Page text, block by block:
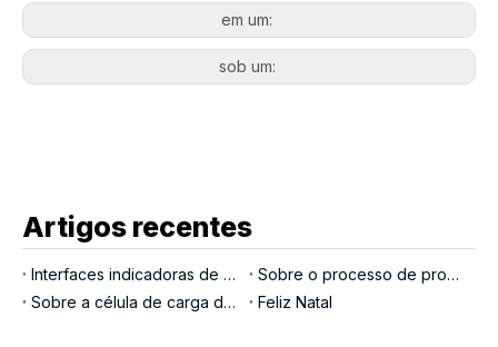
em um:
sob um:
Artigos recentes
Interfaces indicadoras de pesagem
Sobre o processo de produção LOCOSC para balanças, células de carga e indicadores
Sobre a célula de carga de pino de carga
Feliz Natal